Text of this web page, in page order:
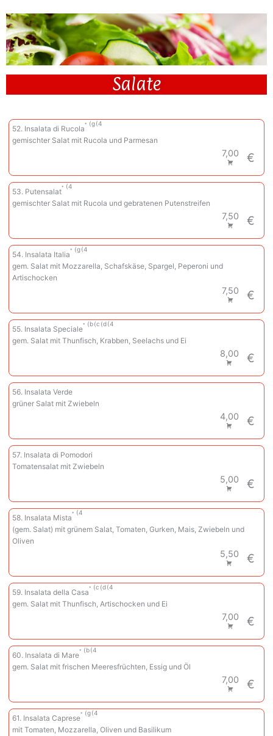
Salate
52. Insalata di Rucola
g 4
gemischter Salat mit Rucola und Parmesan
7,00 €
53. Putensalat
4
gemischter Salat mit Rucola und gebratenen Putenstreifen
7,50 €
54. Insalata Italia
g 4
gem. Salat mit Mozzarella, Schafskäse, Spargel, Peperoni und
Artischocken
7,50 €
55. Insalata Speciale
b c d 4
gem. Salat mit Thunfisch, Krabben, Seelachs und Ei
8,00 €
56. Insalata Verde
grüner Salat mit Zwiebeln
4,00 €
57. Insalata di Pomodori
Tomatensalat mit Zwiebeln
5,00 €
58. Insalata Mista
4
(gem. Salat) mit grünem Salat, Tomaten, Gurken, Mais, Zwiebeln und
Oliven
5,50 €
59. Insalata della Casa
c d 4
gem. Salat mit Thunfisch, Artischocken und Ei
7,00 €
60. Insalata di Mare
b 4
gem. Salat mit frischen Meeresfrüchten, Essig und Öl
7,00 €
61. Insalata Caprese
g 4
mit Tomaten, Mozzarella, Oliven und Basilikum